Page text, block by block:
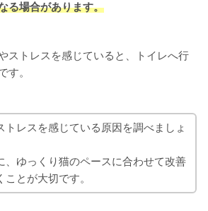
る場合があります。
ストレスを感じていると、トイレへ行
す。
トレスを感じている原因を調べましょ
、ゆっくり猫のペースに合わせて改善
ことが大切です。